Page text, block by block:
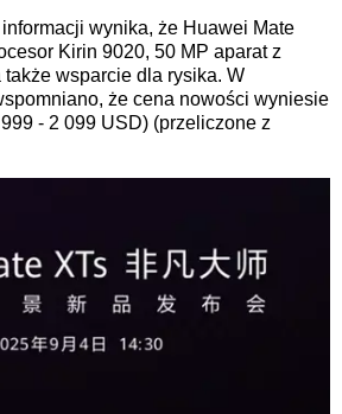
wynika, że Huawei Mate
Kirin 9020, 50 MP aparat z
także wsparcie dla rysika. W
że cena nowości wyniesie
- 2 099 USD) (przeliczone z